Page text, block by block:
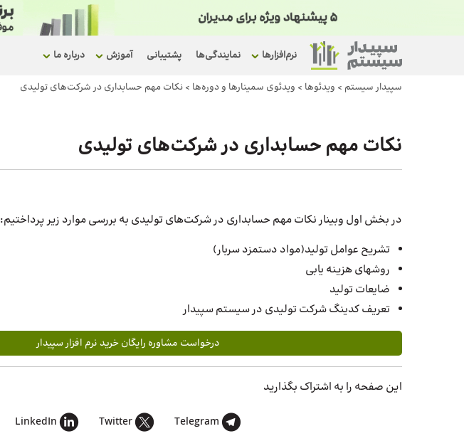
نرم‌افزارها نمایندگی‌ها پشتیبانی آموزش درباره ما
سپیدار سیستم > ویدئوها > ویدئوی سمینارها و دوره‌ها > نکات مهم حسابداری در شرکت‌های تولیدی
نکات مهم حسابداری در شرکت‌های تولیدی
در بخش اول وبینار نکات مهم حسابداری در شرکت‌های تولیدی به بررسی موارد زیر پرداختیم:
تشریح عوامل تولید(مواد دستمزد سربار)
روشهای هزینه یابی
ضایعات تولید
تعریف کدینگ شرکت تولیدی در سیستم سپیدار
درخواست مشاوره رایگان خرید نرم افزار سپیدار
این صفحه را به اشتراک بگذارید
Telegram
Twitter
LinkedIn